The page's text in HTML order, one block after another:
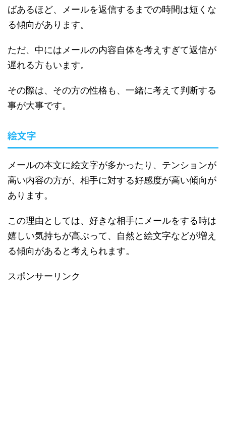
ばあるほど、メールを返信するまでの時間は短くな
る傾向があります。
ただ、中にはメールの内容自体を考えすぎて返信が
遅れる方もいます。
その際は、その方の性格も、一緒に考えて判断する
事が大事です。
絵文字
メールの本文に絵文字が多かったり、テンションが
高い内容の方が、相手に対する好感度が高い傾向が
あります。
この理由としては、好きな相手にメールをする時は
嬉しい気持ちが高ぶって、自然と絵文字などが増え
る傾向があると考えられます。
スポンサーリンク